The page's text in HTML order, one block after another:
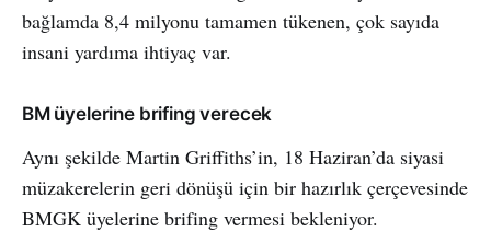
bağlamda 8,4 milyonu tamamen tükenen, çok sayıda
insani yardıma ihtiyaç var.
BM üyelerine brifing verecek
Aynı şekilde Martin Griffiths’in, 18 Haziran’da siyasi
müzakerelerin geri dönüşü için bir hazırlık çerçevesinde
BMGK üyelerine brifing vermesi bekleniyor.